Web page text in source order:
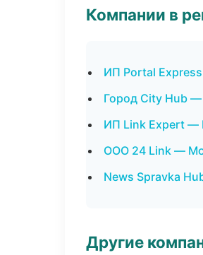
Компании в
ИП Portal
Город City Hub —
ИП Link Expert —
ООО 24 Link —
News Spravka
Другие